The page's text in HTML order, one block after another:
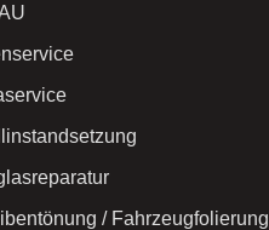
/ Fahrzeugfolierung